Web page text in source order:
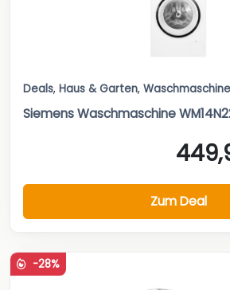
Deals, Haus & Garten, Waschmaschine
Siemens Waschmaschine
Zum Deal
-28%